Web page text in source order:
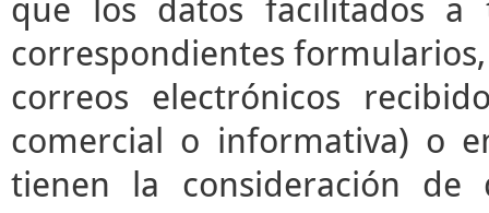
que los datos facilitados
correspondientes
correos electrónicos
comercial o informativa) o
tienen la consideración de